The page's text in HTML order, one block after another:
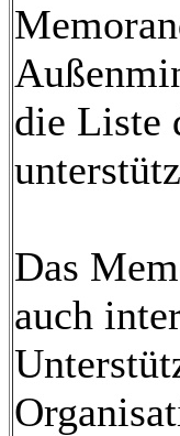
die Liste
Das
auch